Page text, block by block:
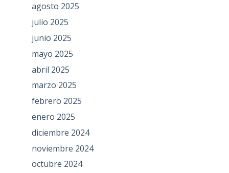
agosto 2025
julio 2025
junio 2025
mayo 2025
abril 2025
marzo 2025
febrero 2025
enero 2025
diciembre 2024
noviembre 2024
octubre 2024